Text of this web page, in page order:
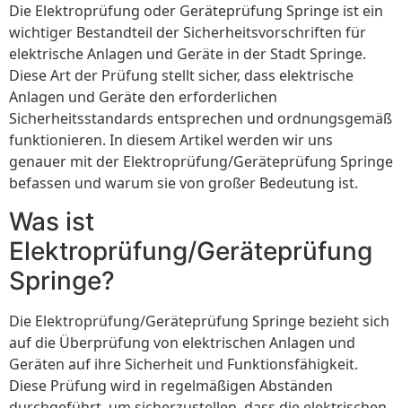
Die Elektroprüfung oder Geräteprüfung Springe ist ein
wichtiger Bestandteil der Sicherheitsvorschriften für
elektrische Anlagen und Geräte in der Stadt Springe.
Diese Art der Prüfung stellt sicher, dass elektrische
Anlagen und Geräte den erforderlichen
Sicherheitsstandards entsprechen und ordnungsgemäß
funktionieren. In diesem Artikel werden wir uns
genauer mit der Elektroprüfung/Geräteprüfung Springe
befassen und warum sie von großer Bedeutung ist.
Was ist
Elektroprüfung/Geräteprüfung
Springe?
Die Elektroprüfung/Geräteprüfung Springe bezieht sich
auf die Überprüfung von elektrischen Anlagen und
Geräten auf ihre Sicherheit und Funktionsfähigkeit.
Diese Prüfung wird in regelmäßigen Abständen